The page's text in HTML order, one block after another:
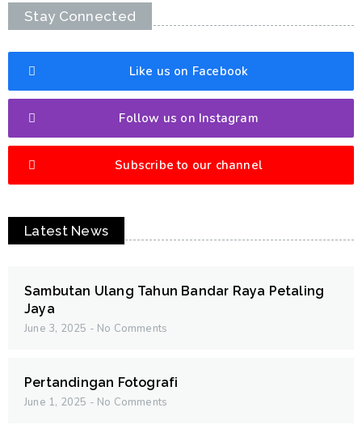
Stay Connected
Like us on Facebook
Follow us on Instagram
Subscribe to our channel
Latest News
Sambutan Ulang Tahun Bandar Raya Petaling
Jaya
June 3, 2025 No Comments
Pertandingan Fotografi
June 1, 2025 No Comments